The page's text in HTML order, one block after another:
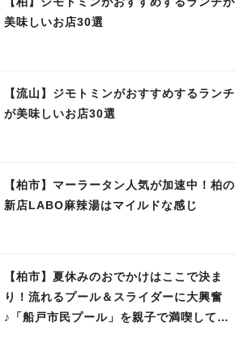
美味しいお店30選
【流山】ジモトミンがおすすめするランチ
が美味しいお店30選
【柏市】マーラータン人気が加速中！柏の
新店LABO麻辣湯はマイルドな感じ
【柏市】夏休みのおでかけはここで決ま
り！流れるプール＆スライダーに大興奮
♪「船戸市民プール」を親子で満喫してき